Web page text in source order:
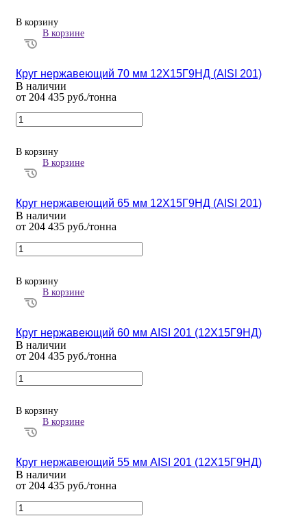
В корзину
В корзине
Круг нержавеющий 70 мм 12Х15Г9НД (AISI 201)
В наличии
от 204 435 руб./тонна
В корзину
В корзине
Круг нержавеющий 65 мм 12Х15Г9НД (AISI 201)
В наличии
от 204 435 руб./тонна
В корзину
В корзине
Круг нержавеющий 60 мм AISI 201 (12Х15Г9НД)
В наличии
от 204 435 руб./тонна
В корзину
В корзине
Круг нержавеющий 55 мм AISI 201 (12Х15Г9НД)
В наличии
от 204 435 руб./тонна